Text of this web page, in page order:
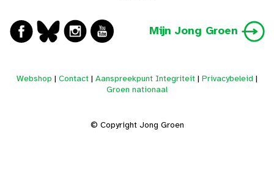
Mijn Jong Groen
Webshop | Contact | Aanspreekpunt Integriteit | Privacybeleid |
Groen nationaal
© Copyright Jong Groen